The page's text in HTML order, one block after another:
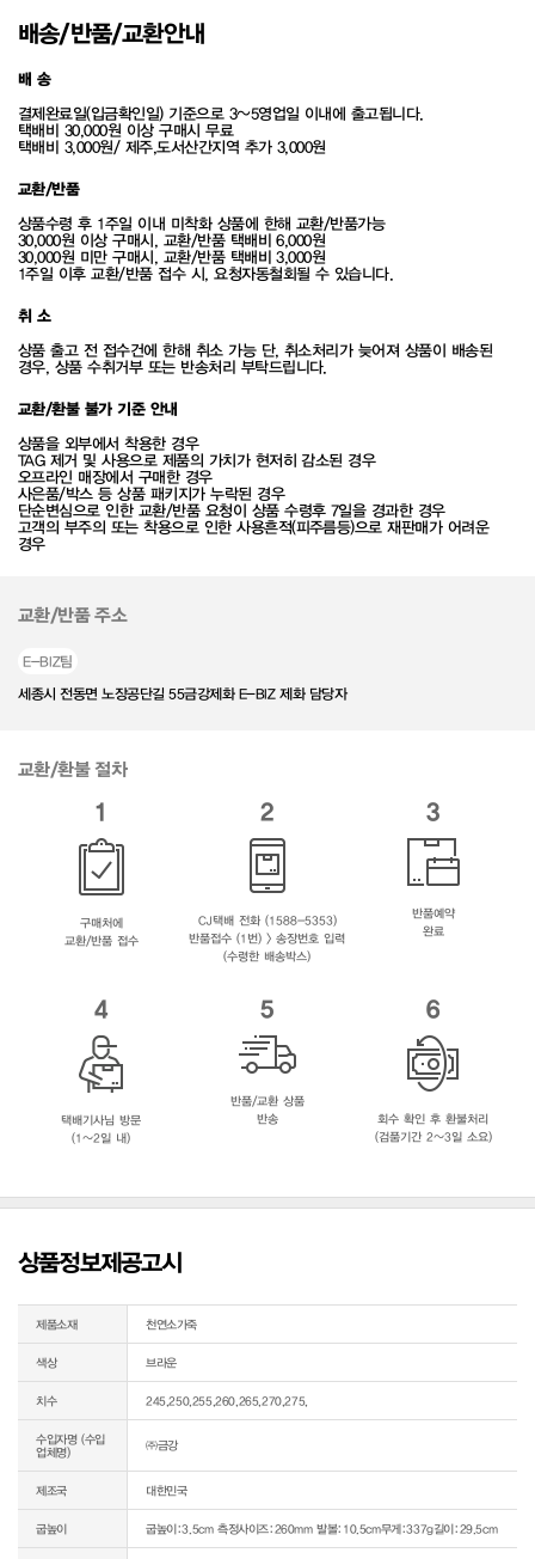
배송/반품/교환안내
배 송
결제완료일(입금확인일) 기준으로 3~5영업일 이내에 출고됩니다.
택배비 30,000원 이상 구매시 무료
택배비 3,000원/ 제주,도서산간지역 추가 3,000원
교환/반품
상품수령 후 1주일 이내 미착화 상품에 한해 교환/반품가능
30,000원 이상 구매시, 교환/반품 택배비 6,000원
30,000원 미만 구매시, 교환/반품 택배비 3,000원
1주일 이후 교환/반품 접수 시, 요청자동철회될 수 있습니다.
취 소
상품 출고 전 접수건에 한해 취소 가능 단, 취소처리가 늦어져 상품이 배송된
경우, 상품 수취거부 또는 반송처리 부탁드립니다.
교환/환불 불가 기준 안내
상품을 외부에서 착용한 경우
TAG 제거 및 사용으로 제품의 가치가 현저히 감소된 경우
오프라인 매장에서 구매한 경우
사은품/박스 등 상품 패키지가 누락된 경우
단순변심으로 인한 교환/반품 요청이 상품 수령후 7일을 경과한 경우
고객의 부주의 또는 착용으로 인한 사용흔적(피주름등)으로 재판매가 어려운
경우
교환/반품 주소
E-BIZ팀
세종시 전동면 노장공단길 55금강제화 E-BIZ 제화 담당자
교환/환불 절차
1
구매처에
교환/반품 접수
2
CJ택배 전화 (1588-5353)
반품접수 (1번) > 송장번호 입력
(수령한 배송박스)
3
반품예약
완료
4
택배기사님 방문
(1~2일 내)
5
반품/교환 상품
반송
6
회수 확인 후 환불처리
(검품기간 2~3일 소요)
상품정보제공고시
제품소재 천연소가죽
색상 브라운
치수 245,250,255,260,265,270,275,
수입자명 (수입
업체명)
㈜금강
제조국 대한민국
굽높이 굽높이:3.5cm 측정사이즈:260mm 발볼:10.5cm무게:337g길이:29.5cm